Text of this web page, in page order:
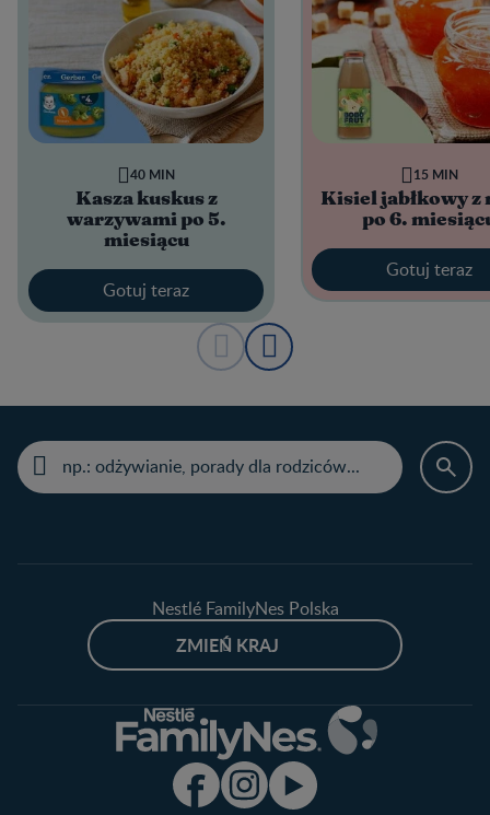
Kasza kuskus z
warzywami po 5.
miesiącu
40 MIN
Gotuj teraz
Kisiel jabłkowy z
po 6.
15 MIN
Gotuj teraz
Nestlé FamilyNes Polska
ZMIEŃ KRAJ